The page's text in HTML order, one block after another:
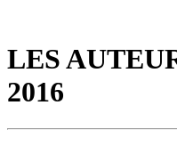
LES
2016